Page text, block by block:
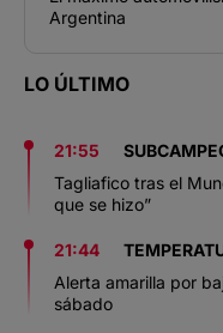
Argentina
LO ÚLTIMO
21:55
Tagliafico tras el
que se hizo”
21:44
Alerta amarilla por
sábado